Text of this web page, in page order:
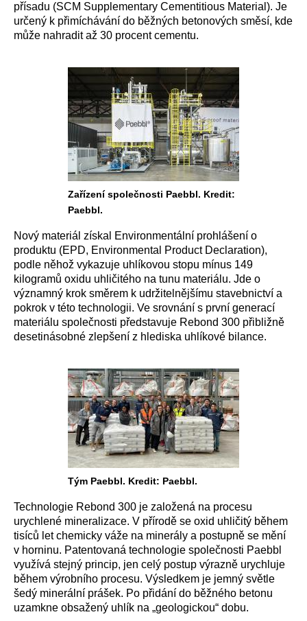
přísadu (SCM Supplementary Cementitious Material). Je
určený k přimíchávání do běžných betonových směsí, kde
může nahradit až 30 procent cementu.
Zařízení společnosti Paebbl. Kredit:
Paebbl.
Nový materiál získal Environmentální prohlášení o
produktu (EPD, Environmental Product Declaration),
podle něhož vykazuje uhlíkovou stopu mínus 149
kilogramů oxidu uhličitého na tunu materiálu. Jde o
významný krok směrem k udržitelnějšímu stavebnictví a
pokrok v této technologii. Ve srovnání s první generací
materiálu společnosti představuje Rebond 300 přibližně
desetinásobné zlepšení z hlediska uhlíkové bilance.
Tým Paebbl. Kredit: Paebbl.
Technologie Rebond 300 je založená na procesu
urychlené mineralizace. V přírodě se oxid uhličitý během
tisíců let chemicky váže na minerály a postupně se mění
v horninu. Patentovaná technologie společnosti Paebbl
využívá stejný princip, jen celý postup výrazně urychluje
během výrobního procesu. Výsledkem je jemný světle
šedý minerální prášek. Po přidání do běžného betonu
uzamkne obsažený uhlík na „geologickou“ dobu.